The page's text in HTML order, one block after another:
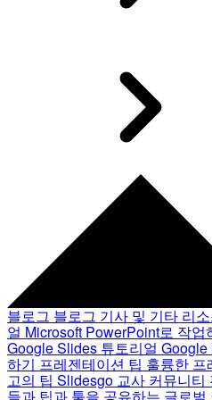
블로그 블로그 기사 및 기타 리
얼 Microsoft PowerPoint로 작업
Google Slides 튜토리얼 Google
하기 프레젠테이션 팁 훌륭한 프
고의 팁 Slidesgo 교사 커뮤니티